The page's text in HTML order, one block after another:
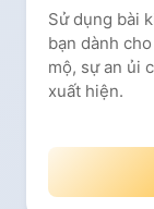
Sử dụng bài
bạn dành
mộ, sự an ủi
xuất hiện.